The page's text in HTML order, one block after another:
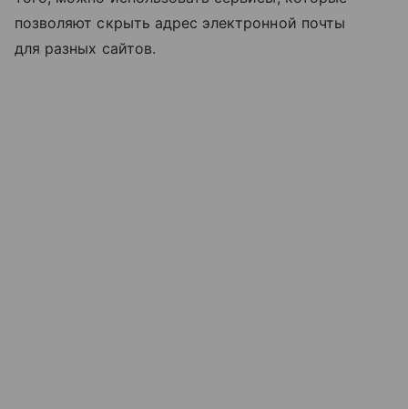
позволяют скрыть адрес электронной почты
для разных сайтов.